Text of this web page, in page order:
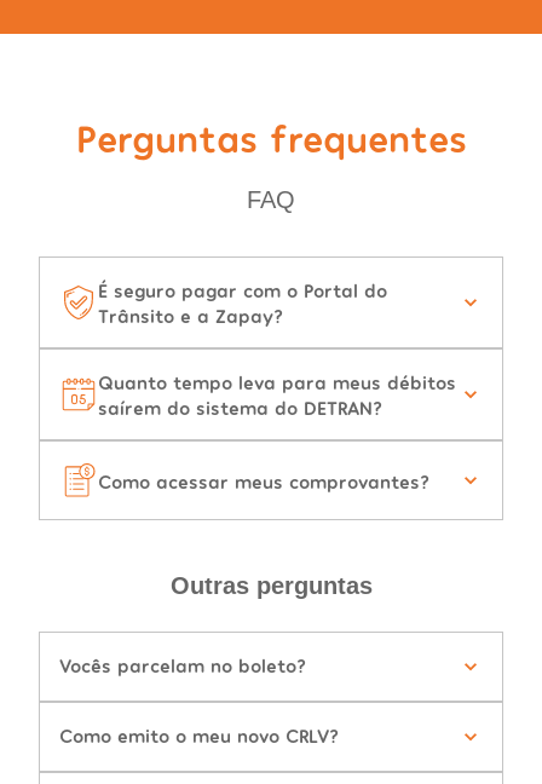
Perguntas frequentes
FAQ
É seguro pagar com o Portal do
Trânsito e a Zapay?
Quanto tempo leva para meus débitos
saírem do sistema do DETRAN?
Como acessar meus comprovantes?
Outras perguntas
Vocês parcelam no boleto?
Como emito o meu novo CRLV?